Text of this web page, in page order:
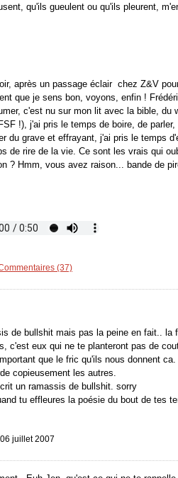
qu'ils gueulent ou qu'ils pleurent,
après un passage éclair chez Z&V
que je sens bon, voyons, enfin !
c'est nu sur mon lit avec la bible, du
!), j'ai pris le temps de boire, de
du grave et effrayant, j'ai pris le temps
de rire de la vie. Ce sont les vrais qui
? Hmm, vous avez raison... bande de
(37)
de bullshit mais pas la peine en fait.. la
c'est eux qui ne te planteront pas de
que le fric qu'ils nous donnent ca.
copieusement les autres.
un ramassis de bullshit. sorry
tu effleures la poésie du bout de tes
juillet 2007